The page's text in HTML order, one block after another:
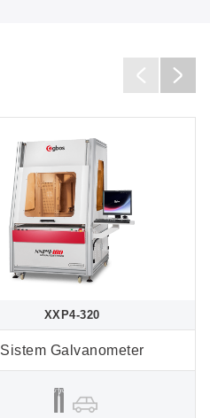
XXP4-320
Sistem Galvanometer